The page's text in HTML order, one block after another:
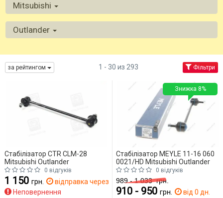
Mitsubishi
Outlander
за рейтингом 1 - 30 из 293 Фільтри
Стабілізатор CTR CLM-28
Mitsubishi Outlander
0 відгуків
1 150 грн.
відправка через 14 дн.
Неповернення
Стабілізатор MEYLE 11-16 060
0021/HD Mitsubishi Outlander
0 відгуків
989 - 1 033грн.
910 - 950 грн. від 0 дн.
Знижка 8%